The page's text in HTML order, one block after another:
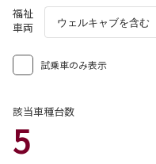
詳しくはこちら
カローラスポーツ 一部改良
カローラスポーツは茨城トヨタから。
福祉
車両
試乗車のみ表示
該当車種台数
5